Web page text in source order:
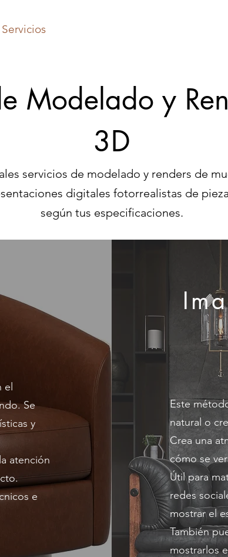
Servicios
Modelado y
3D
servicios de modelado y renders de
digitales fotorrealistas de
según tus especificaciones.
Se
y
atención
e
Este
natural o
Crea una
cómo se
Útil para
redes
mostrar el
También
mostrarlos